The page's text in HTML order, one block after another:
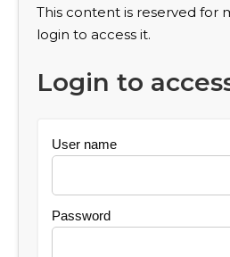
This content is reserved for
login to access it.
Login to
User name
Password